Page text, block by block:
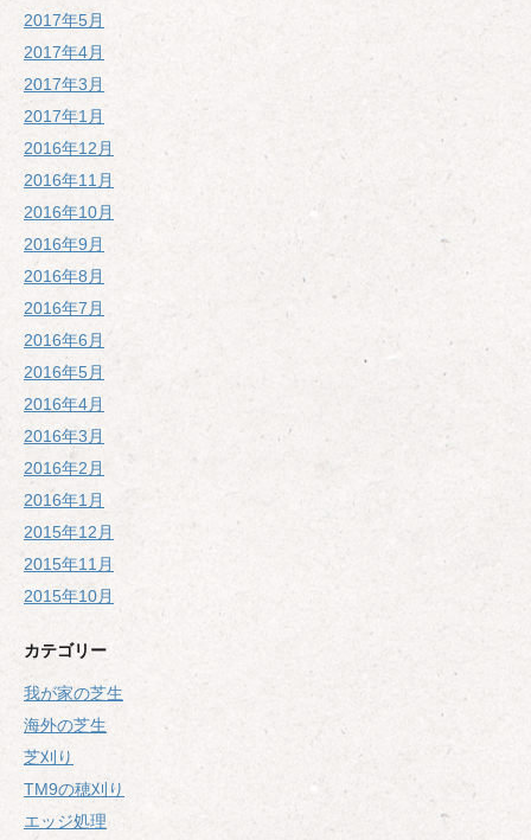
2017年5月
2017年4月
2017年3月
2017年1月
2016年12月
2016年11月
2016年10月
2016年9月
2016年8月
2016年7月
2016年6月
2016年5月
2016年4月
2016年3月
2016年2月
2016年1月
2015年12月
2015年11月
2015年10月
カテゴリー
我が家の芝生
海外の芝生
芝刈り
TM9の穂刈り
エッジ処理